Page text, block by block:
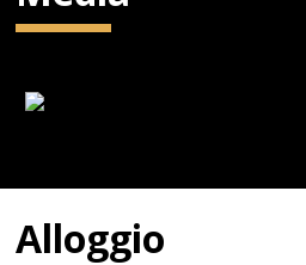
Alloggio